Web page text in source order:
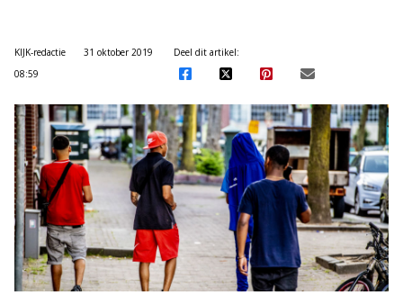
KIJK-redactie
31 oktober 2019
08:59
Deel dit artikel: